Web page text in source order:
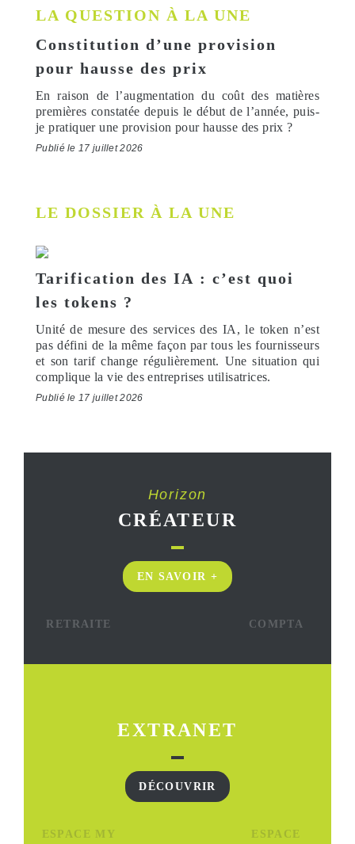
LA QUESTION À LA UNE
Constitution d’une provision
pour hausse des prix
En raison de l’augmentation du coût des matières
premières constatée depuis le début de l’année, puis-
je pratiquer une provision pour hausse des prix ?
Publié le 17 juillet 2026
LE DOSSIER À LA UNE
Tarification des IA : c’est quoi
les tokens ?
Unité de mesure des services des IA, le token n’est
pas défini de la même façon par tous les fournisseurs
et son tarif change régulièrement. Une situation qui
complique la vie des entreprises utilisatrices.
Publié le 17 juillet 2026
Horizon
CRÉATEUR
EN SAVOIR +
RETRAITE COMPTA
EXTRANET
DÉCOUVRIR
ESPACE MY
ESPACE